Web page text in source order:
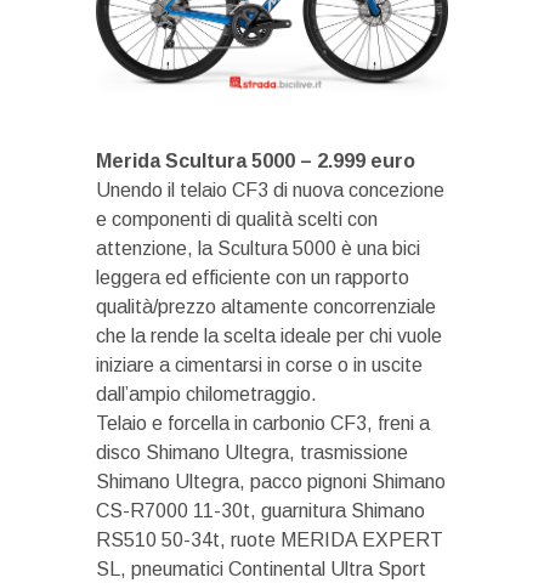
Merida Scultura 5000 – 2.999 euro
Unendo il telaio CF3 di nuova concezione
e componenti di qualità scelti con
attenzione, la Scultura 5000 è una bici
leggera ed efficiente con un rapporto
qualità/prezzo altamente concorrenziale
che la rende la scelta ideale per chi vuole
iniziare a cimentarsi in corse o in uscite
dall’ampio chilometraggio.
Telaio e forcella in carbonio CF3, freni a
disco Shimano Ultegra, trasmissione
Shimano Ultegra, pacco pignoni Shimano
CS-R7000 11-30t, guarnitura Shimano
RS510 50-34t, ruote MERIDA EXPERT
SL, pneumatici Continental Ultra Sport